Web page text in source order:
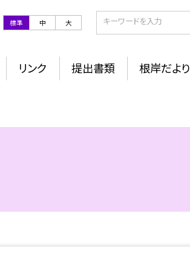
標準 中 大
リンク 提出書類 根岸だより